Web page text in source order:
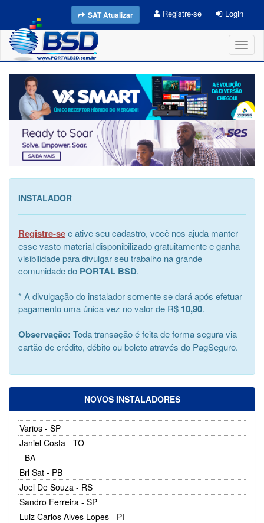
SAT Atualizar Registre-se Login
INSTALADOR
Registre-see ative seu cadastro, você nos ajuda manter
esse vasto material disponibilizado gratuitamente e ganha
visibilidade para divulgar seu trabalho na grande
comunidade do PORTAL BSD.
* A divulgação do instalador somente se dará após efetuar
pagamento uma única vez no valor de R$ 10,90.
Observação: Toda transação é feita de forma segura via
cartão de crédito, débito ou boleto através do PagSeguro.
NOVOS INSTALADORES
Varios - SP
Janiel Costa - TO
- BA
Brl Sat - PB
Joel De Souza - RS
Sandro Ferreira - SP
Luiz Carlos Alves Lopes - PI